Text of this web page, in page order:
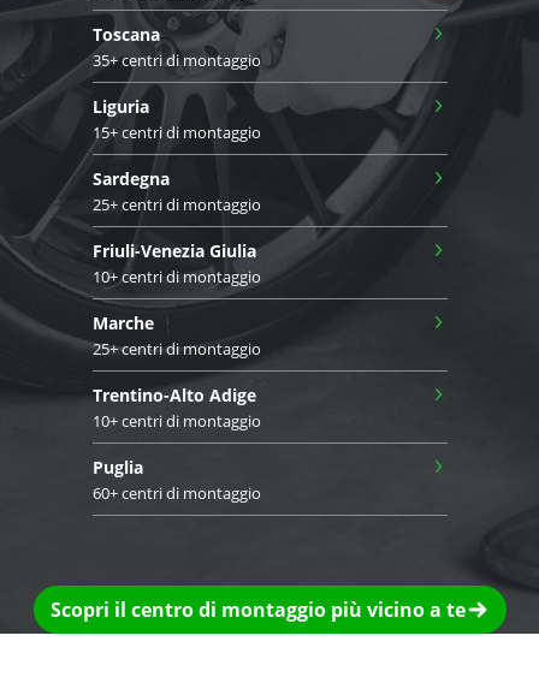
Toscana
35+ centri di montaggio
›
Liguria
15+ centri di montaggio
›
Sardegna
25+ centri di montaggio
›
Friuli-Venezia Giulia
10+ centri di montaggio
›
Marche
25+ centri di montaggio
›
Trentino-Alto Adige
10+ centri di montaggio
›
Puglia
60+ centri di montaggio
›
Scopri il centro di montaggio più vicino a te